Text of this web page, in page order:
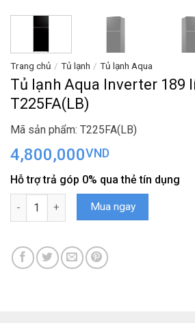
Trang chủ / Tủ lạnh / Tủ lạnh Aqua
Tủ lạnh Aqua Inverter 189
T225FA(LB)
Mã sản phẩm: T225FA(LB)
4,800,000VND
Hỗ trợ trả góp 0% qua thẻ tín dụng
Tủ lạnh Aqua Inverter 189 lít AQR-
Mua ngay